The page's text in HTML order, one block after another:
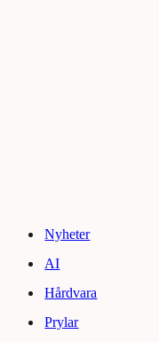
Nyheter
AI
Hårdvara
Prylar